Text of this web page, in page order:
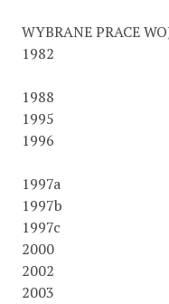
WYBRANE PRACE
1982
1988
1995
1996
1997a
1997b
1997c
2000
2002
2003